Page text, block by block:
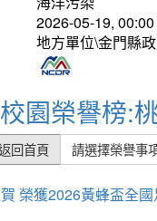
2026-05-19,
地方單位\金門縣
校園榮譽榜:
回首頁 請選擇榮譽事
榮獲2026黃蜂盃全